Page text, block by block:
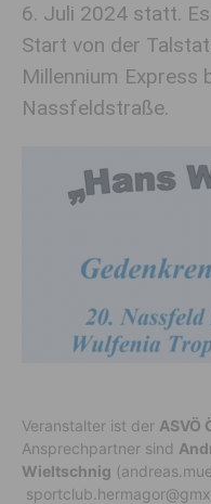
6. Juli 2024 statt.
Start von der
Millennium Express
Nassfeldstraße.
Veranstalter ist der ASVÖ
Ansprechpartner sind
Wieltschnig